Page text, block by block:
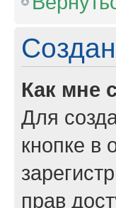
Как мне
Для
кнопке в
прав